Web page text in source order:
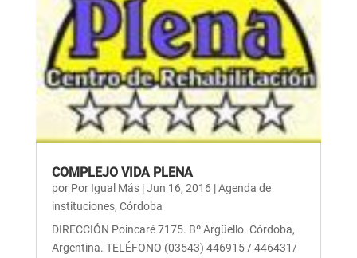
COMPLEJO VIDA PLENA
por Por Igual Más|Jun 16, 2016 |Agenda de
instituciones, Córdoba
DIRECCIÓN Poincaré 7175. Bº Argüello. Córdoba,
Argentina. TELÉFONO (03543) 446915 / 446431/